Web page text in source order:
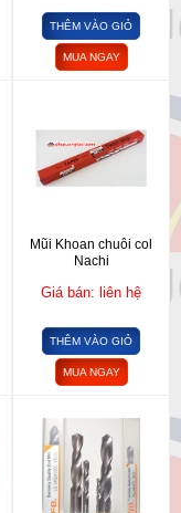
THÊM VÀO GIỎ
MUA NGAY
Mũi Khoan chuôi col
Nachi
Giá bán: liên hệ
THÊM VÀO GIỎ
MUA NGAY